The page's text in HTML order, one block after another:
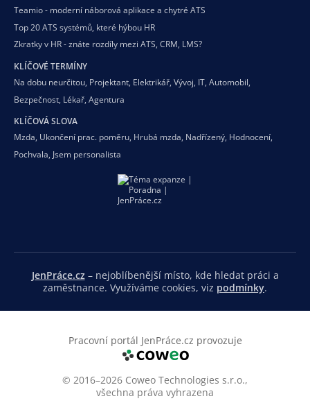
Teamio - moderní náborová aplikace a chytré ATS
Top 20 ATS systémů, které hýbou HR
Zkratky v HR - znáte rozdíly mezi ATS, CRM, LMS?
KLÍČOVÉ TERMÍNY
Na dobu neurčitou, Projektant, Elektrikář, Vývoj, IT, Automobil,
Bezpečnost, Lékař, Agentura
KLÍČOVÁ SLOVA
Mzda, Ukončení prac. poměru, Hrubá mzda, Nadřízený, Hodnocení,
Pochvala, Jsem personalista
JenPráce.cz – nejoblíbenější místo, kde hledat práci a
zaměstnance. Využíváme cookies, viz podmínky.
Pracovní portál JenPráce.cz provozuje
© 2016–2026 Coweo Technologies s.r.o.,
všechna práva vyhrazena